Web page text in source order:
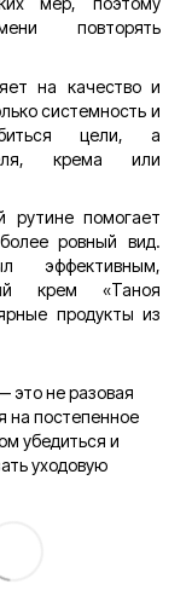
повторять
на качество и
системность и
цели, а
крема или
рутине помогает
ровный вид.
крем «Таноя
продукты из
не разовая
на постепенное
убедиться и
уходовую